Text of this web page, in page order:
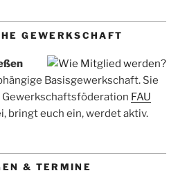
GEWERKSCHAFT
Basisgewerkschaft. Sie
FAU
bringt euch ein, werdet aktiv.
& TERMINE